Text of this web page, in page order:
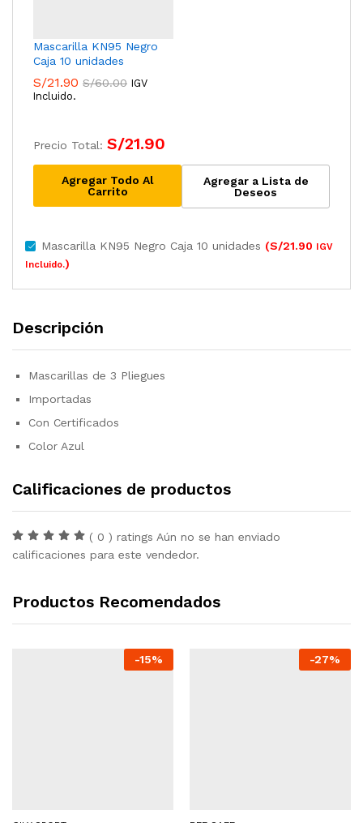
Mascarilla KN95 Negro
Caja 10 unidades
S/21.90 S/60.00 IGV
Incluido.
Precio Total: S/21.90
Agregar Todo Al
Carrito
Agregar a Lista de
Deseos
Mascarilla KN95 Negro Caja 10 unidades (S/21.90
IGV
Incluido.)
Descripción
Mascarillas de 3 Pliegues
Importadas
Con Certificados
Color Azul
Calificaciones de productos
( 0 ) ratings Aún no se han enviado
calificaciones para este vendedor.
Productos Recomendados
-15% -27%